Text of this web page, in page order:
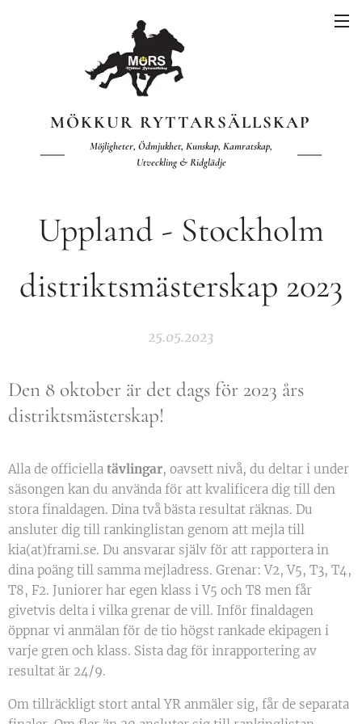
MÖKKUR RYTTARSÄLLSKAP
Möjligheter, Ödmjukhet, Kunskap, Kamratskap,
Utveckling & Ridglädje
Uppland - Stockholm
distriktsmästerskap 2023
25.05.2023
Den 8 oktober är det dags för 2023 års
distriktsmästerskap!
Alla de officiella tävlingar, oavsett nivå, du deltar i under
säsongen kan du använda för att kvalificera dig till den
stora finaldagen. Dina två bästa resultat räknas. Du
ansluter dig till rankinglistan genom att mejla till
kia(at)frami.se. Du ansvarar själv för att rapportera in
dina poäng till samma mejladress. Grenar: V2, V5, T3, T4,
T8, F2. Juniorer har egen klass i V5 och T8 men får
givetvis delta i vilka grenar de vill. Inför finaldagen
öppnar vi anmälan för de tio högst rankade ekipagen i
varje gren och klass. Sista dag för inrapportering av
resultat är 24/9.
Om tillräckligt stort antal YR anmäler sig, får de separata